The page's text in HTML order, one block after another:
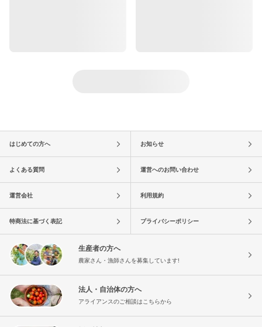
はじめての方へ お知らせ
よくある質問 運営へのお問い合わせ
運営会社 利用規約
特商法に基づく表記 プライバシーポリシー
生産者の方へ
農家さん・漁師さんを募集しています!
法人・自治体の方へ
アライアンスのご相談はこちらから